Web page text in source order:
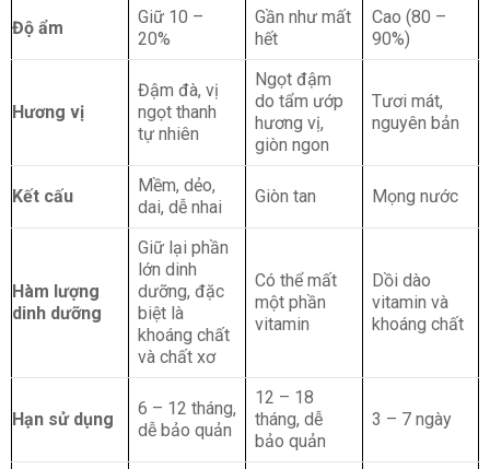
Độ ẩm
Giữ 10 –
20%
Gần như mất
hết
Cao (80 –
90%)
Hương vị
Đậm đà, vị
ngọt thanh
tự nhiên
Ngọt đậm
do tẩm ướp
hương vị,
giòn ngon
Tươi mát,
nguyên bản
Kết cấu
Mềm, dẻo,
dai, dễ nhai
Giòn tan Mọng nước
Hàm lượng
dinh dưỡng
Giữ lại phần
lớn dinh
dưỡng, đặc
biệt là
khoáng chất
và chất xơ
Có thể mất
một phần
vitamin
Dồi dào
vitamin và
khoáng chất
Hạn sử dụng
6 – 12 tháng,
dễ bảo quản
12 – 18
tháng, dễ
bảo quản
3 – 7 ngày